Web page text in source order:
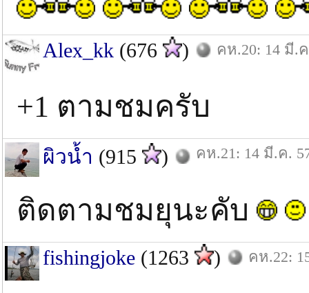
Alex_kk (676 ) คห.20: 14 มี.
+1 ตามชมครับ
ผิวน้ำ (915 ) คห.21: 14 มี.ค.
ติดตามชมยุนะคับ
fishingjoke (1263 ) คห.22: